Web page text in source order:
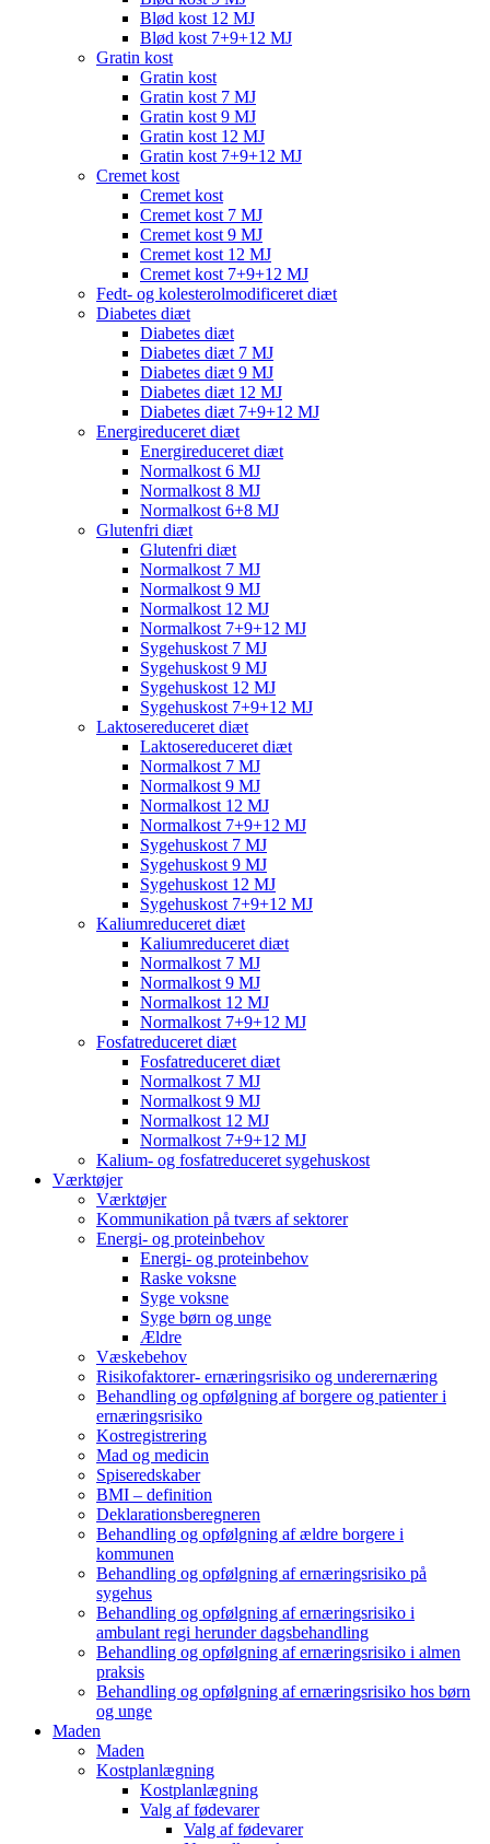
Blød kost 12 MJ
Blød kost 7+9+12 MJ
Gratin kost
Gratin kost
Gratin kost 7 MJ
Gratin kost 9 MJ
Gratin kost 12 MJ
Gratin kost 7+9+12 MJ
Cremet kost
Cremet kost
Cremet kost 7 MJ
Cremet kost 9 MJ
Cremet kost 12 MJ
Cremet kost 7+9+12 MJ
Fedt- og kolesterolmodificeret diæt
Diabetes diæt
Diabetes diæt
Diabetes diæt 7 MJ
Diabetes diæt 9 MJ
Diabetes diæt 12 MJ
Diabetes diæt 7+9+12 MJ
Energireduceret diæt
Energireduceret diæt
Normalkost 6 MJ
Normalkost 8 MJ
Normalkost 6+8 MJ
Glutenfri diæt
Glutenfri diæt
Normalkost 7 MJ
Normalkost 9 MJ
Normalkost 12 MJ
Normalkost 7+9+12 MJ
Sygehuskost 7 MJ
Sygehuskost 9 MJ
Sygehuskost 12 MJ
Sygehuskost 7+9+12 MJ
Laktosereduceret diæt
Laktosereduceret diæt
Normalkost 7 MJ
Normalkost 9 MJ
Normalkost 12 MJ
Normalkost 7+9+12 MJ
Sygehuskost 7 MJ
Sygehuskost 9 MJ
Sygehuskost 12 MJ
Sygehuskost 7+9+12 MJ
Kaliumreduceret diæt
Kaliumreduceret diæt
Normalkost 7 MJ
Normalkost 9 MJ
Normalkost 12 MJ
Normalkost 7+9+12 MJ
Fosfatreduceret diæt
Fosfatreduceret diæt
Normalkost 7 MJ
Normalkost 9 MJ
Normalkost 12 MJ
Normalkost 7+9+12 MJ
Kalium- og fosfatreduceret sygehuskost
Værktøjer
Værktøjer
Kommunikation på tværs af sektorer
Energi- og proteinbehov
Energi- og proteinbehov
Raske voksne
Syge voksne
Syge børn og unge
Ældre
Væskebehov
Risikofaktorer- ernæringsrisiko og underernæring
Behandling og opfølgning af borgere og patienter i
ernæringsrisiko
Kostregistrering
Mad og medicin
Spiseredskaber
BMI – definition
Deklarationsberegneren
Behandling og opfølgning af ældre borgere i
kommunen
Behandling og opfølgning af ernæringsrisiko på
sygehus
Behandling og opfølgning af ernæringsrisiko i
ambulant regi herunder dagsbehandling
Behandling og opfølgning af ernæringsrisiko i almen
praksis
Behandling og opfølgning af ernæringsrisiko hos børn
og unge
Maden
Maden
Kostplanlægning
Kostplanlægning
Valg af fødevarer
Valg af fødevarer